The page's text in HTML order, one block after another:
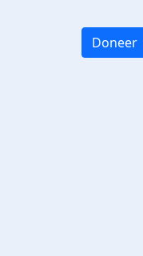
Doneer